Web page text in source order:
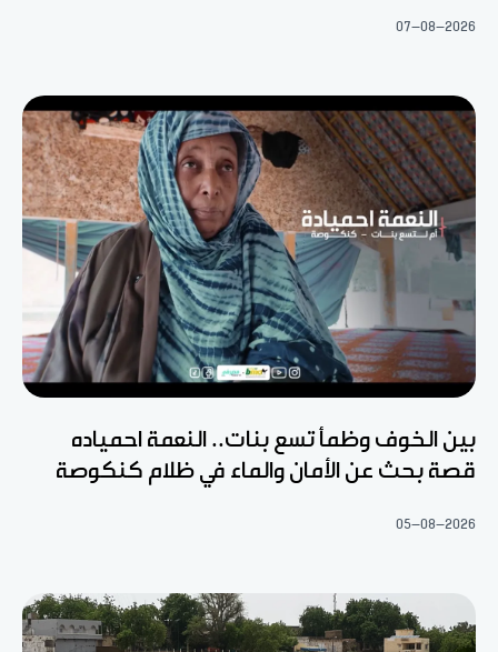
07-08-2026
بين الخوف وظمأ تسع بنات.. النعمة احمياده
قصة بحث عن الأمان والماء في ظلام كنكوصة
05-08-2026